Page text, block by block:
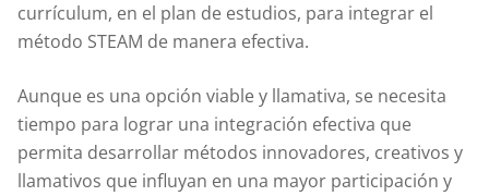
currículum, en el plan de estudios, para integrar el
método STEAM de manera efectiva.
Aunque es una opción viable y llamativa, se necesita
tiempo para lograr una integración efectiva que
permita desarrollar métodos innovadores, creativos y
llamativos que influyan en una mayor participación y